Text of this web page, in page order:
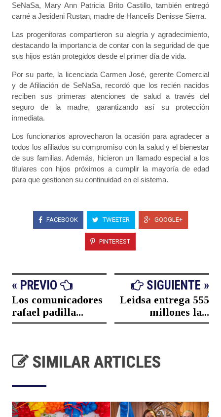
SeNaSa, Mary Ann Patricia Brito Castillo, también entregó
carné a Jesideni Rustan, madre de Hancelis Denisse Sierra.
Las progenitoras compartieron su alegría y agradecimiento,
destacando la importancia de contar con la seguridad de que
sus hijos están protegidos desde el primer día de vida.
Por su parte, la licenciada Carmen José, gerente Comercial
y de Afiliación de SeNaSa, recordó que los recién nacidos
reciben sus primeras atenciones de salud a través del
seguro de la madre, garantizando así su protección
inmediata.
Los funcionarios aprovecharon la ocasión para agradecer a
todos los afiliados su compromiso con la salud y el bienestar
de sus familias. Además, hicieron un llamado especial a los
titulares con hijos próximos a cumplir la mayoría de edad
para que gestionen su continuidad en el sistema.
FACEBOOK TWEETER GOOGLE+
PINTEREST
« PREVIO
Los comunicadores
rafael padilla...
SIGUIENTE »
Leidsa entrega 555
millones la...
SIMILAR ARTICLES